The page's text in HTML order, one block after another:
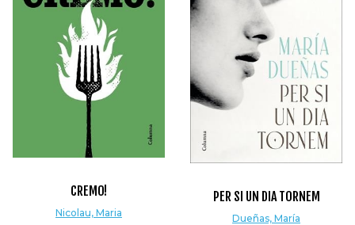
CREMO!
Nicolau, Maria
PER SI UN DIA TORNEM
Dueñas, María